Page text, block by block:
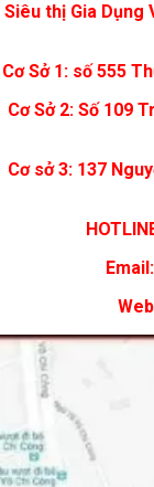
Siêu thị Gia Dụng
Cơ Sở 1: số 555
Cơ Sở 2: Số 109
Cơ sở 3: 137